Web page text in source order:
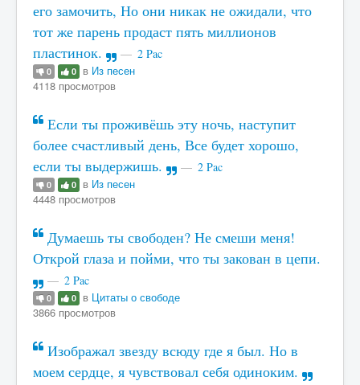
его замочить, Но они никак не ожидали, что
тот же парень продаст пять миллионов
пластинок.
2 Pac
0 0 в Из песен
4118 просмотров
Если ты проживёшь эту ночь, наступит
более счастливый день, Все будет хорошо,
если ты выдержишь.
2 Pac
0 0 в Из песен
4448 просмотров
Думаешь ты свободен? Не смеши меня!
Открой глаза и пойми, что ты закован в цепи.
2 Pac
0 0 в Цитаты о свободе
3866 просмотров
Изображал звезду всюду где я был. Но в
моем сердце, я чувствовал себя одиноким.